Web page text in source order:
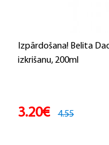
Izpārdošana! Belita
izkrišanu, 200ml
3.20€ 4.55